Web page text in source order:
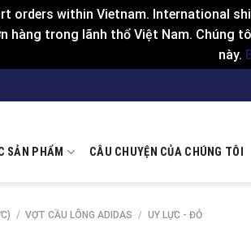
orders within Vietnam. International
hàng trong lãnh thổ Việt Nam.
này.
SẢN PHẨM CÂU CHUYỆN CỦA CHÚNG TÔI
/ VỢT CẦU LÔNG ADIDAS / UY LỰC - ĐỎ